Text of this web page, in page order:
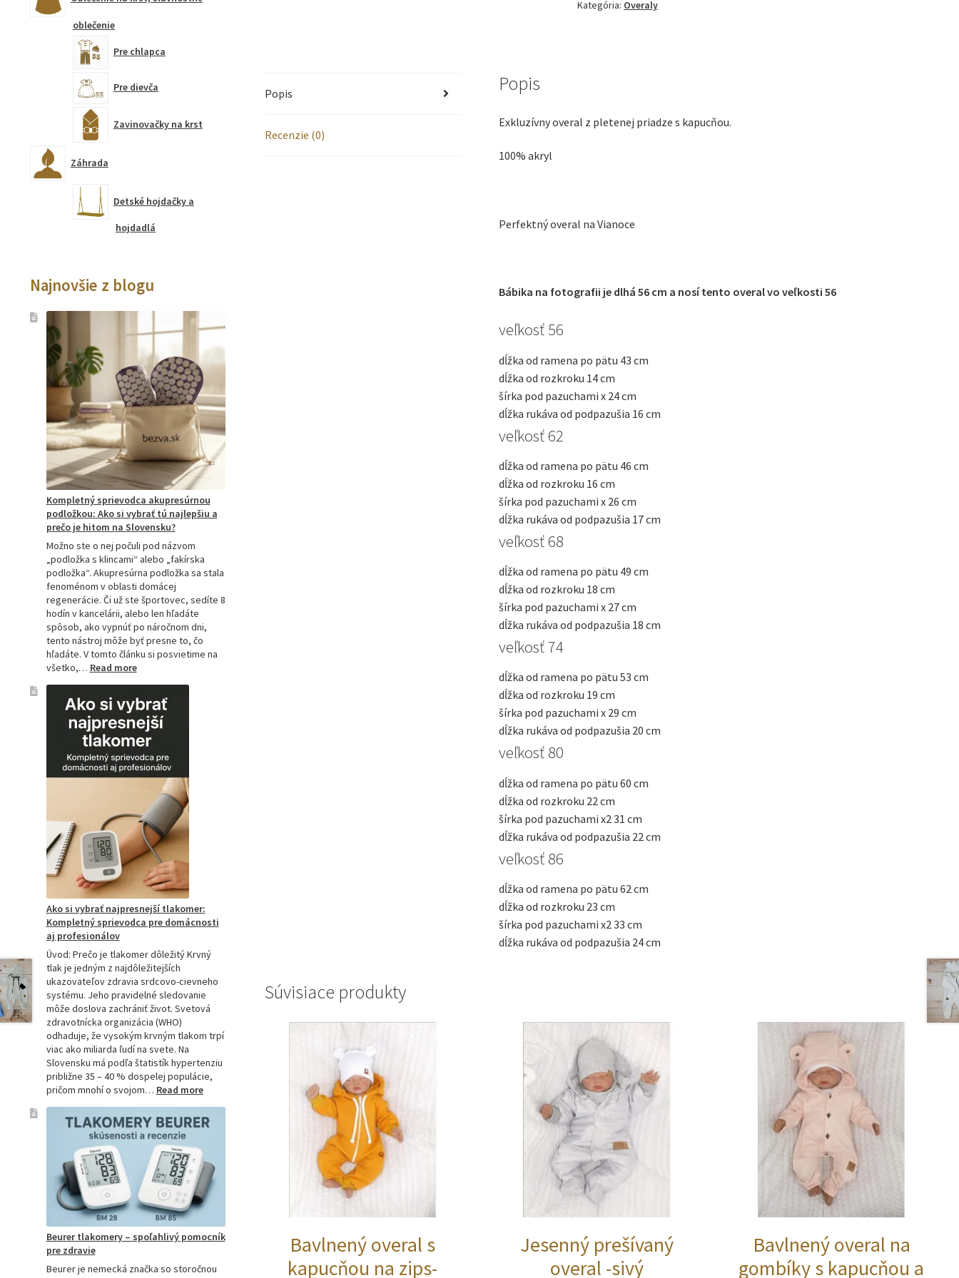
SANTA
Kategória: Overaly
Popis
Recenzie (0)
Popis
Exkluzívny overal z pletenej priadze s kapucňou.
100% akryl
Perfektný overal na Vianoce
Bábika na fotografii je dlhá 56 cm a nosí tento overal vo veľkosti 56
veľkosť 56
dĺžka od ramena po pätu 43 cm
dĺžka od rozkroku 14 cm
šírka pod pazuchami x 24 cm
dĺžka rukáva od podpazušia 16 cm
veľkosť 62
dĺžka od ramena po pätu 46 cm
dĺžka od rozkroku 16 cm
šírka pod pazuchami x 26 cm
dĺžka rukáva od podpazušia 17 cm
veľkosť 68
dĺžka od ramena po pätu 49 cm
dĺžka od rozkroku 18 cm
šírka pod pazuchami x 27 cm
dĺžka rukáva od podpazušia 18 cm
veľkosť 74
dĺžka od ramena po pätu 53 cm
dĺžka od rozkroku 19 cm
šírka pod pazuchami x 29 cm
dĺžka rukáva od podpazušia 20 cm
veľkosť 80
dĺžka od ramena po pätu 60 cm
dĺžka od rozkroku 22 cm
šírka pod pazuchami x2 31 cm
dĺžka rukáva od podpazušia 22 cm
veľkosť 86
dĺžka od ramena po pätu 62 cm
dĺžka od rozkroku 23 cm
šírka pod pazuchami x2 33 cm
dĺžka rukáva od podpazušia 24 cm
Súvisiace produkty
Bavlnený overal s
kapucňou na zips-
Jesenný prešívaný
overal -sivý
Bavlnený overal na
gombíky s kapucňou a
oblečenie
Pre chlapca
Pre dievča
Zavinovačky na krst
Záhrada
Detské hojdačky a
hojdadlá
Najnovšie z blogu
Kompletný sprievodca akupresúrnou
podložkou: Ako si vybrať tú najlepšiu a
prečo je hitom na Slovensku?
Možno ste o nej počuli pod názvom
„podložka s klincami“ alebo „fakírska
podložka“. Akupresúrna podložka sa stala
fenoménom v oblasti domácej
regenerácie. Či už ste športovec, sedíte 8
hodín v kancelárii, alebo len hľadáte
spôsob, ako vypnúť po náročnom dni,
tento nástroj môže byť presne to, čo
hľadáte. V tomto článku si posvietime na
všetko,… Read more:
akupresúrnou
podložkou:
Ako
si
vybrať
tú
najlepšiu
prečo
je
hitom
na
Slovensku?
Ako si vybrať najpresnejší tlakomer:
Kompletný sprievodca pre domácnosti
aj profesionálov
Úvod: Prečo je tlakomer dôležitý Krvný
tlak je jedným z najdôležitejších
ukazovateľov zdravia srdcovo-cievneho
systému. Jeho pravidelné sledovanie
môže doslova zachrániť život. Svetová
zdravotnícka organizácia (WHO)
odhaduje, že vysokým krvným tlakom trpí
viac ako miliarda ľudí na svete. Na
Slovensku má podľa štatistík hypertenziu
približne 35 – 40 % dospelej populácie,
pričom mnohí o svojom… Read more:
si
vybrať
tlakomer:
Kompletný
sprievodca
pre
domácnosti
aj
profesionálov
Beurer tlakomery – spoľahlivý pomocník
pre zdravie
Beurer je nemecká značka so storočnou